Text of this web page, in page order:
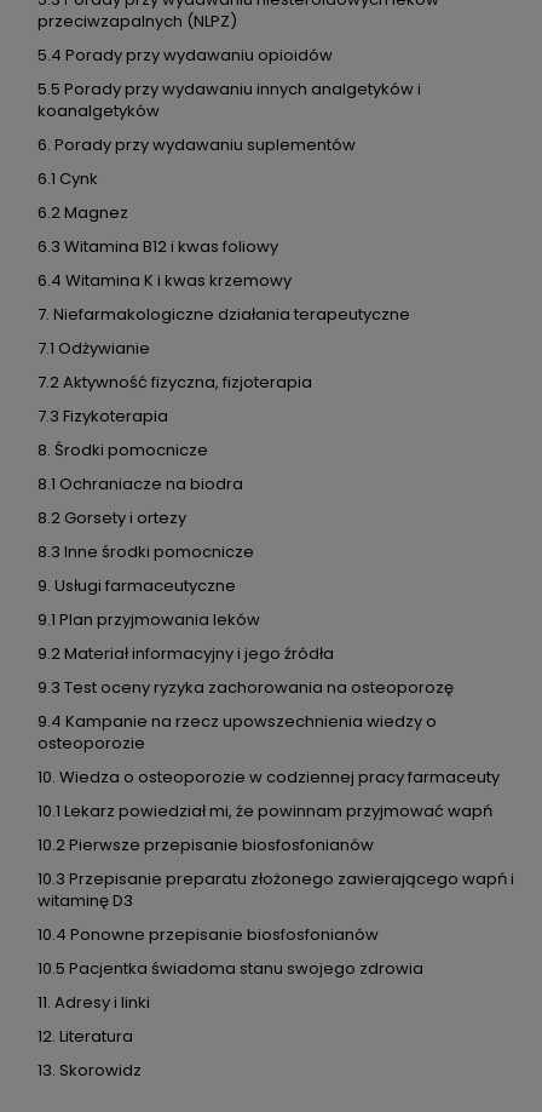
przeciwzapalnych (NLPZ)
5.4 Porady przy wydawaniu opioidów
5.5 Porady przy wydawaniu innych analgetyków i
koanalgetyków
6. Porady przy wydawaniu suplementów
6.1 Cynk
6.2 Magnez
6.3 Witamina B12 i kwas foliowy
6.4 Witamina K i kwas krzemowy
7. Niefarmakologiczne działania terapeutyczne
7.1 Odżywianie
7.2 Aktywność fizyczna, fizjoterapia
7.3 Fizykoterapia
8. Środki pomocnicze
8.1 Ochraniacze na biodra
8.2 Gorsety i ortezy
8.3 Inne środki pomocnicze
9. Usługi farmaceutyczne
9.1 Plan przyjmowania leków
9.2 Materiał informacyjny i jego źródła
9.3 Test oceny ryzyka zachorowania na osteoporozę
9.4 Kampanie na rzecz upowszechnienia wiedzy o
osteoporozie
10. Wiedza o osteoporozie w codziennej pracy farmaceuty
10.1 Lekarz powiedział mi, że powinnam przyjmować wapń
10.2 Pierwsze przepisanie biosfosfonianów
10.3 Przepisanie preparatu złożonego zawierającego wapń i
witaminę D3
10.4 Ponowne przepisanie biosfosfonianów
10.5 Pacjentka świadoma stanu swojego zdrowia
11. Adresy i linki
12. Literatura
13. Skorowidz